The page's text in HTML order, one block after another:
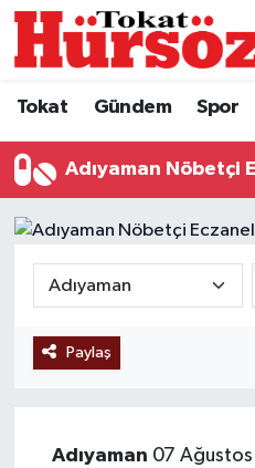
Tokat Gündem Spor
Adıyaman Nöbetçi
Paylaş
Adıyaman 07
Türkiye Gündemi
Gündem
Spor
Politika
Hava Durumu
Tokat Namaz Vakitleri
Süper Lig Puan
Tüm Manşetler